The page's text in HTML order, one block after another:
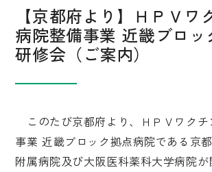
【京都府より】ＨＰＶワ
病院整備事業 近畿ブロッ
研修会（ご案内）
このたび京都府より、ＨＰＶワク
事業 近畿ブロック拠点病院である京
附属病院及び大阪医科薬科大学病院が